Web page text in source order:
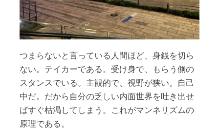
つまらないと言っている人間ほど、身銭を切ら
ない。テイカーである。受け身で、もらう側の
スタンスでいる。主観的で、視野が狭い。自己
中だ。だから自分の乏しい内面世界を吐き出せ
ばすぐ枯渇してしまう。これがマンネリズムの
原理である。